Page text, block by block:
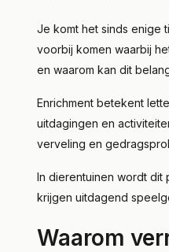
Je komt het sinds enige
voorbij komen waarbij
en waarom kan dit
Enrichment betekent
uitdagingen en
verveling en
In dierentuinen wordt dit
krijgen uitdagend
Waarom